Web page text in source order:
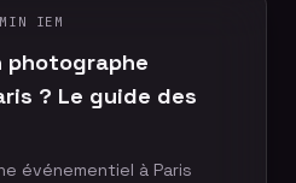
image de marque.
un véritable
stratégie de com
IEM
photographe
? Le guide des
événementiel à Paris